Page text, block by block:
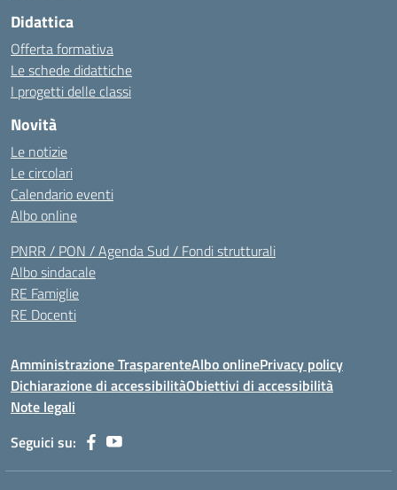
Didattica
Offerta formativa
Le schede didattiche
I progetti delle classi
Novità
Le notizie
Le circolari
Calendario eventi
Albo online
PNRR / PON / Agenda Sud / Fondi strutturali
Albo sindacale
RE Famiglie
RE Docenti
Amministrazione TrasparenteAlbo onlinePrivacy policy
Dichiarazione di accessibilitàObiettivi di accessibilità
Note legali
Seguici su: